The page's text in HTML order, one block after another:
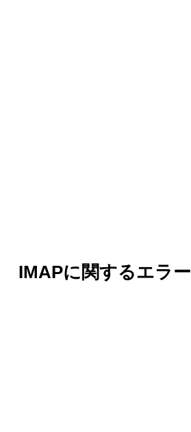
IMAPに関するエラー